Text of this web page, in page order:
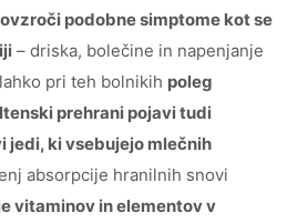
podobne simptome kot se
– driska, bolečine in napenjanje
pri teh bolnikih poleg
prehrani pojavi tudi
jedi, ki vsebujejo mlečnih
absorpcije hranilnih snovi
vitaminov in elementov v